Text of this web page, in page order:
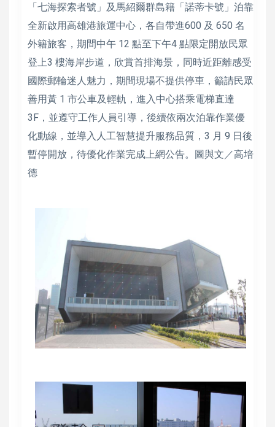
「七海探索者號」及馬紹爾群島籍「諾蒂卡號」泊靠
全新啟用高雄港旅運中心，各自帶進600 及 650 名
外籍旅客，期間中午 12 點至下午4 點限定開放民眾
登上3 樓海岸步道，欣賞首排海景，同時近距離感受
國際郵輪迷人魅力，期間現場不提供停車，籲請民眾
善用黃 1 市公車及輕軌，進入中心搭乘電梯直達
3F，並遵守工作人員引導，後續依兩次泊靠作業優
化動線，並導入人工智慧提升服務品質，3 月 9 日後
暫停開放，待優化作業完成上網公告。圖與文／高培
德